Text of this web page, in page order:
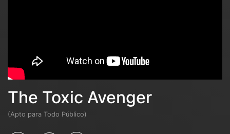
The Toxic Avenger
(Apto para Todo Público)